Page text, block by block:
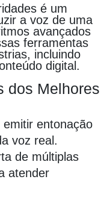
é um
a voz de uma
avançados
ferramentas
incluindo
digital.
dos Melhores
entonação
voz real.
de múltiplas
atender